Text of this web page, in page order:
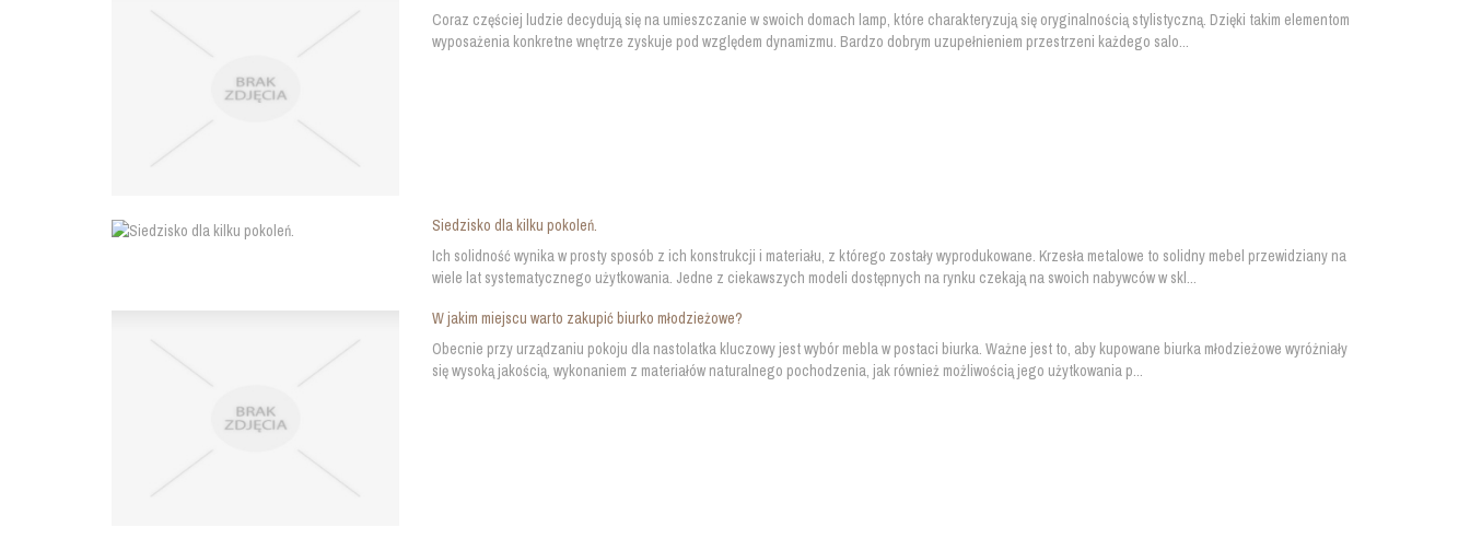
Coraz częściej ludzie decydują się na umieszczanie w swoich domach lamp, które charakteryzują się oryginalnością stylistyczną. Dzięki takim elementom
wyposażenia konkretne wnętrze zyskuje pod względem dynamizmu. Bardzo dobrym uzupełnieniem przestrzeni każdego salo...
Siedzisko dla kilku pokoleń.
Ich solidność wynika w prosty sposób z ich konstrukcji i materiału, z którego zostały wyprodukowane. Krzesła metalowe to solidny mebel przewidziany na
wiele lat systematycznego użytkowania. Jedne z ciekawszych modeli dostępnych na rynku czekają na swoich nabywców w skl...
W jakim miejscu warto zakupić biurko młodzieżowe?
Obecnie przy urządzaniu pokoju dla nastolatka kluczowy jest wybór mebla w postaci biurka. Ważne jest to, aby kupowane biurka młodzieżowe wyróżniały
się wysoką jakością, wykonaniem z materiałów naturalnego pochodzenia, jak również możliwością jego użytkowania p...